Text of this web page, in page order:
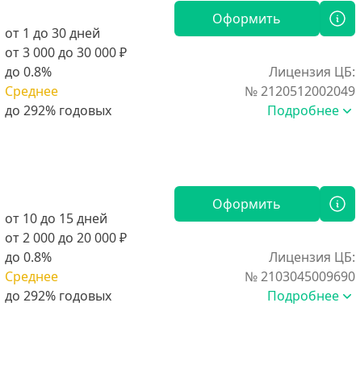
от 1 до 30 дней
от 3 000 до 30 000 ₽
до 0.8%
Среднее
Оформить
Лицензия ЦБ:
№ 2120512002049
Подробнее
от 10 до 15 дней
от 2 000 до 20 000 ₽
до 0.8%
Среднее
Оформить
Лицензия ЦБ:
№ 2103045009690
Подробнее